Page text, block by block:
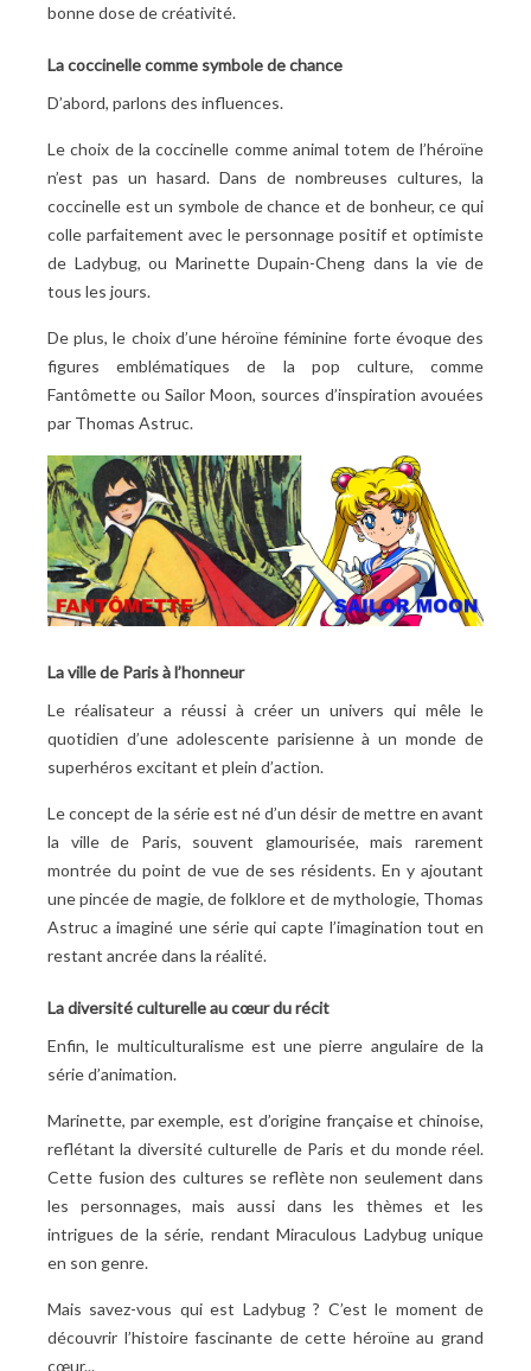
bonne dose de créativité.
La coccinelle comme symbole de chance
D’abord, parlons des influences.
Le choix de la coccinelle comme animal totem de l’héroïne
n’est pas un hasard. Dans de nombreuses cultures, la
coccinelle est un symbole de chance et de bonheur, ce qui
colle parfaitement avec le personnage positif et optimiste
de Ladybug, ou Marinette Dupain-Cheng dans la vie de
tous les jours.
De plus, le choix d’une héroïne féminine forte évoque des
figures emblématiques de la pop culture, comme
Fantômette ou Sailor Moon, sources d’inspiration avouées
par Thomas Astruc.
La ville de Paris à l’honneur
Le réalisateur a réussi à créer un univers qui mêle le
quotidien d’une adolescente parisienne à un monde de
superhéros excitant et plein d’action.
Le concept de la série est né d’un désir de mettre en avant
la ville de Paris, souvent glamourisée, mais rarement
montrée du point de vue de ses résidents. En y ajoutant
une pincée de magie, de folklore et de mythologie, Thomas
Astruc a imaginé une série qui capte l’imagination tout en
restant ancrée dans la réalité.
La diversité culturelle au cœur du récit
Enfin, le multiculturalisme est une pierre angulaire de la
série d’animation.
Marinette, par exemple, est d’origine française et chinoise,
reflétant la diversité culturelle de Paris et du monde réel.
Cette fusion des cultures se reflète non seulement dans
les personnages, mais aussi dans les thèmes et les
intrigues de la série, rendant Miraculous Ladybug unique
en son genre.
Mais savez-vous qui est Ladybug ? C’est le moment de
découvrir l’histoire fascinante de cette héroïne au grand
cœur...